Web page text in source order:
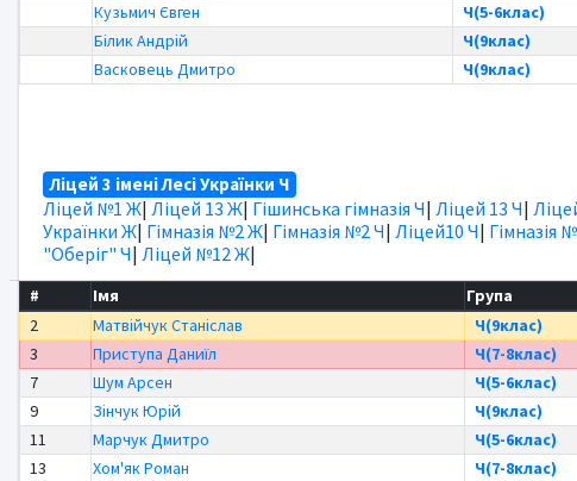
Кузьмич Євген
Ч(5-6клас)
Білик Андрій
Ч(9клас)
Васковець Дмитро
Ч(9клас)
Ліцей 3 імені Лесі Українки Ч
Ліцей №1 Ж| Ліцей 13 Ж| Гішинська гімназія Ч| Ліцей 13 Ч|
Українки Ж| Гімназія №2 Ж| Гімназія №2 Ч| Ліцей10 Ч| Гімназія
"Оберіг" Ч| Ліцей №12 Ж|
# Імя Група
2
Матвійчук Станіслав Ч(9клас)
3
Приступа Даниїл Ч(7-8клас)
7
Шум Арсен Ч(5-6клас)
9
Зінчук Юрій Ч(9клас)
11
Марчук Дмитро Ч(5-6клас)
13
Хом'як Роман Ч(7-8клас)